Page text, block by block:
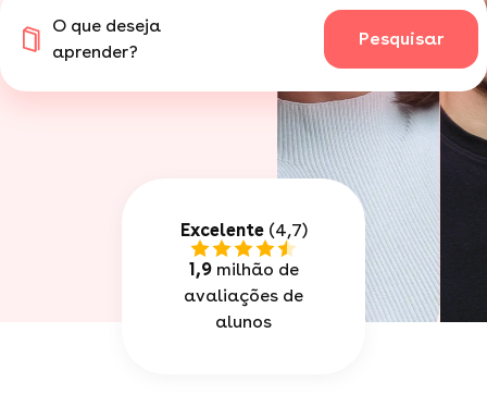
O que deseja
aprender?
Pesquisar
Excelente(4,7)
1,9milhão de
avaliações de
alunos